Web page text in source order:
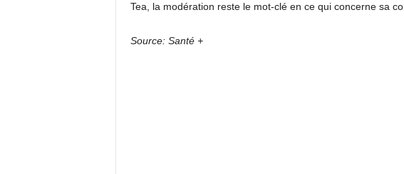
Tea, la modération reste le mot-clé en ce qui concerne sa
Source: Santé +